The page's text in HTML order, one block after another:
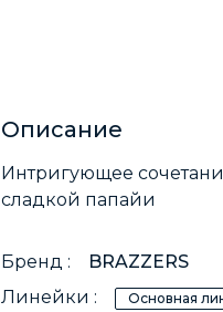
Описание
Интригующее
сладкой папайи
Бренд :
BRAZZERS
Линейки :
Основная